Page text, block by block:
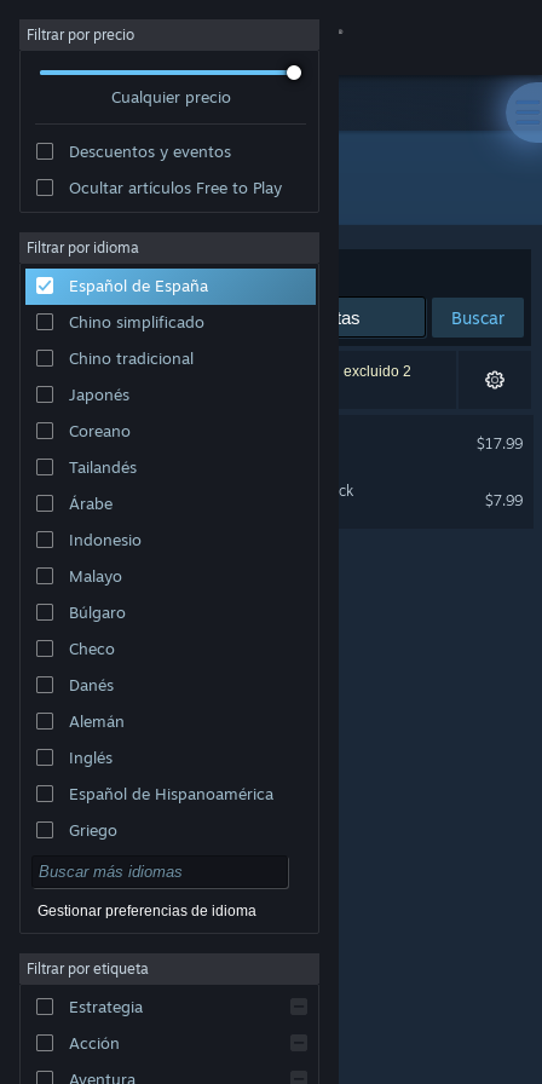
Iniciar sesión
Acerca de
Soporte
Cambiar idioma
Descargar Steam Mobile
Ver versión clásica
© Valve Corporation. Todos los derechos reservados.
respectivos dueños en EE. UU. y otros países.
Acuerdo de Suscriptor a Steam
Cookies
Filtrar por precio
Cualquier precio
Descuentos y eventos
Ocultar artículos Free to Play
Filtrar por idioma
Español de España
Chino simplificado
Chino tradicional
Japonés
Coreano
Tailandés
Árabe
Indonesio
Malayo
Búlgaro
Checo
Danés
Alemán
Inglés
Español de Hispanoamérica
Griego
Gestionar preferencias de idioma
Filtrar por etiqueta
Estrategia
Acción
Aventura
Todos los productos
Ordenar por Relevancia
Buscar
2 resultados coinciden con la búsqueda. Se han excluido 2
títulos basándose en tus preferencias.
$17.99
Station to Station Soundtrack
$7.99